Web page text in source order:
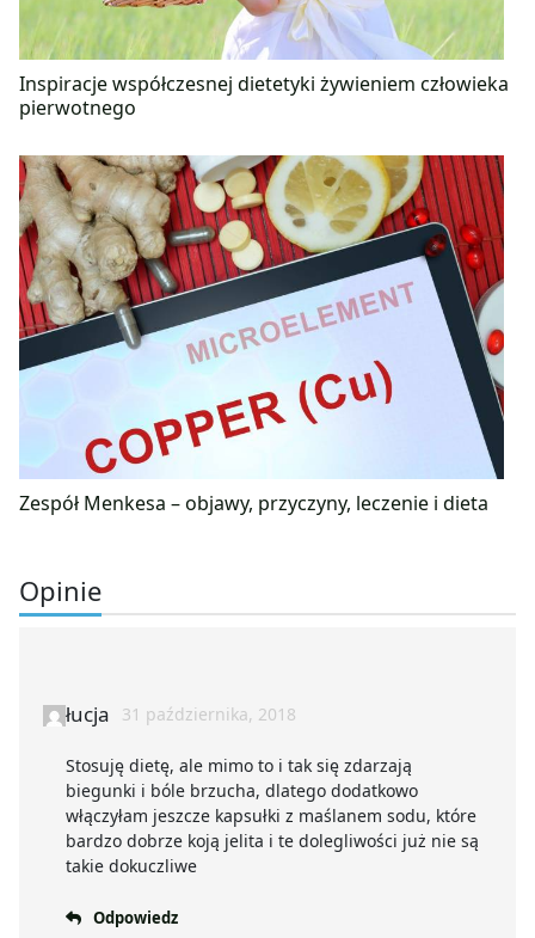
Inspiracje współczesnej dietetyki żywieniem człowieka
pierwotnego
Zespół Menkesa – objawy, przyczyny, leczenie i dieta
Opinie
łucja 31 października, 2018
Stosuję dietę, ale mimo to i tak się zdarzają
biegunki i bóle brzucha, dlatego dodatkowo
włączyłam jeszcze kapsułki z maślanem sodu, które
bardzo dobrze koją jelita i te dolegliwości już nie są
takie dokuczliwe
Odpowiedz